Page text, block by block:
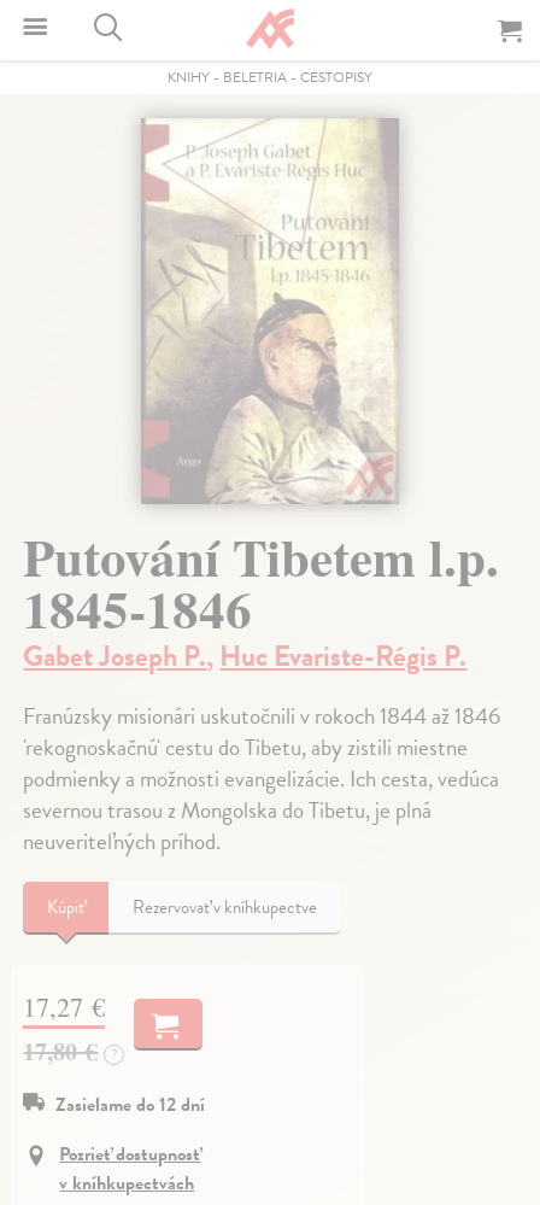
KNIHY - BELETRIA - CESTOPISY
Putování Tibetem l.p.
1845-1846
Gabet Joseph P.,Huc Evariste-Régis P.
Franúzsky misionári uskutočnili v rokoch 1844 až 1846
'rekognoskačnú' cestu do Tibetu, aby zistili miestne
podmienky a možnosti evangelizácie. Ich cesta, vedúca
severnou trasou z Mongolska do Tibetu, je plná
neuveriteľných príhod.
Kúpiť Rezervovať v kníhkupectve
17,27 €
17,80 € ?
Zasielame do 12 dní
Pozrieť dostupnosť
v kníhkupectvách